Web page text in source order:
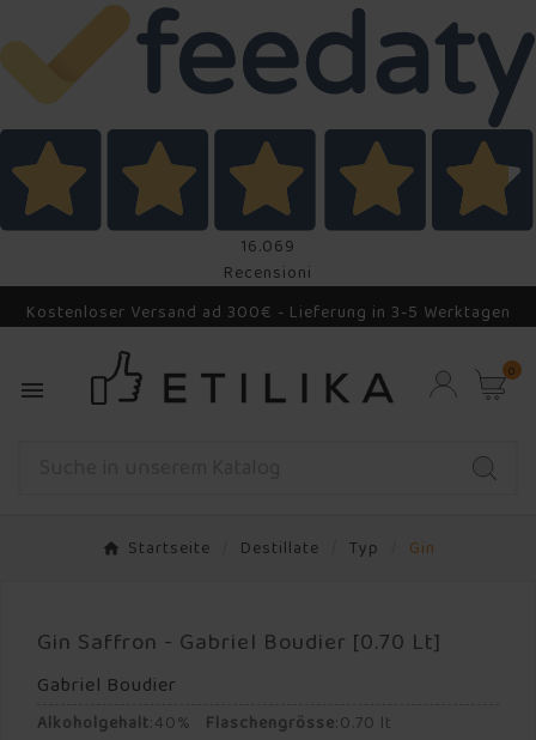
16.069
Recensioni
Kostenloser Versand ad 300€ - Lieferung in 3-5 Werktagen

0
Startseite Destillate Typ Gin
Gin Saffron - Gabriel Boudier [0.70 Lt]
Gabriel Boudier
Alkoholgehalt:40% Flaschengrösse:0.70 lt